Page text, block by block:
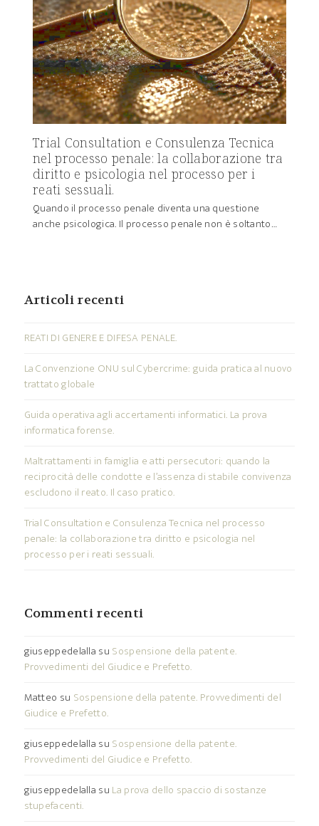
Trial Consultation e Consulenza Tecnica
nel processo penale: la collaborazione tra
diritto e psicologia nel processo per i
reati sessuali.
Quando il processo penale diventa una questione
anche psicologica. Il processo penale non è soltanto…
Articoli recenti
REATI DI GENERE E DIFESA PENALE.
La Convenzione ONU sul Cybercrime: guida pratica al nuovo
trattato globale
Guida operativa agli accertamenti informatici. La prova
informatica forense.
Maltrattamenti in famiglia e atti persecutori: quando la
reciprocità delle condotte e l’assenza di stabile convivenza
escludono il reato. Il caso pratico.
Trial Consultation e Consulenza Tecnica nel processo
penale: la collaborazione tra diritto e psicologia nel
processo per i reati sessuali.
Commenti recenti
giuseppedelalla su Sospensione della patente.
Provvedimenti del Giudice e Prefetto.
Matteo su Sospensione della patente. Provvedimenti del
Giudice e Prefetto.
giuseppedelalla su Sospensione della patente.
Provvedimenti del Giudice e Prefetto.
giuseppedelalla su La prova dello spaccio di sostanze
stupefacenti.